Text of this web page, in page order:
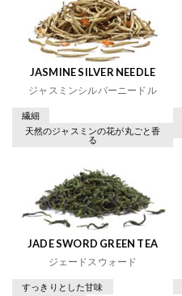
JASMINE SILVER NEEDLE
ジャスミンシルバーニードル
繊細
天然のジャスミンの花が丸ごと香
る
JADE SWORD GREEN TEA
ジェードスウォード
すっきりとした甘味